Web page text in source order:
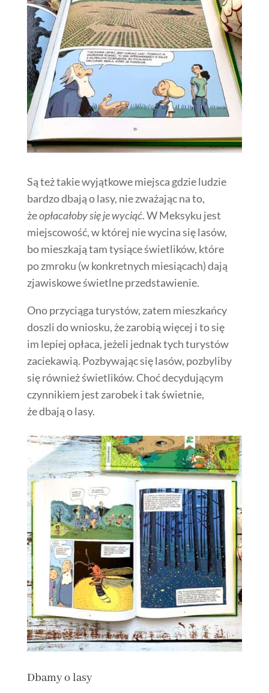
Są też takie wyjątkowe miejsca gdzie ludzie
bardzo dbają o lasy, nie zważając na to,
żeopłacałoby się je wyciąć. W Meksyku jest
miejscowość, w której nie wycina się lasów,
bo mieszkają tam tysiące świetlików, które
po zmroku (w konkretnych miesiącach) dają
zjawiskowe świetlne przedstawienie.
Ono przyciąga turystów, zatem mieszkańcy
doszli do wniosku, że zarobią więcej i to się
im lepiej opłaca, jeżeli jednak tych turystów
zaciekawią. Pozbywając się lasów, pozbyliby
się również świetlików. Choć decydującym
czynnikiem jest zarobek i tak świetnie,
że dbają o lasy.
Dbamy o lasy